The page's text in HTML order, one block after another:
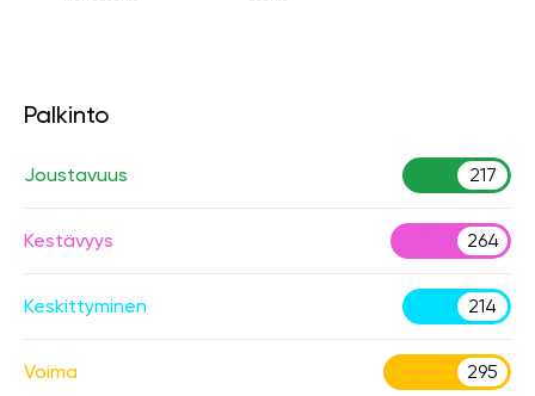
Palkinto
Joustavuus 217
Kestävyys 264
Keskittyminen 214
Voima 295